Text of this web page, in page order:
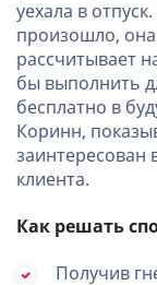
уехала в
произошло,
рассчитывает
бы выполнить
бесплатно в
Коринн,
заинтересован
клиента.
Как решать
Получив